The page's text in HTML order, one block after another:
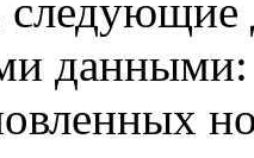
следующие
данными: